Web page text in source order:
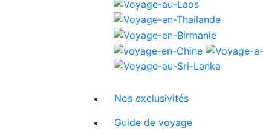
Nos exclusivités
Guide de voyage